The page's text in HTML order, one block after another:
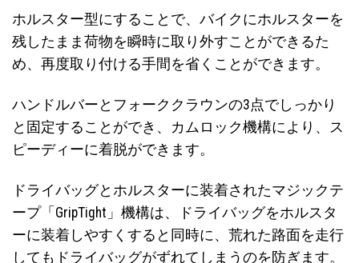
ホルスター型にすることで、バイクにホルスターを
残したまま荷物を瞬時に取り外すことができるた
め、再度取り付ける手間を省くことができます。
ハンドルバーとフォーククラウンの3点でしっかり
と固定することができ、カムロック機構により、ス
ピーディーに着脱ができます。
ドライバッグとホルスターに装着されたマジックテ
ープ「GripTight」機構は、ドライバッグをホルスタ
ーに装着しやすくすると同時に、荒れた路面を走行
してもドライバッグがずれてしまうのを防ぎます。